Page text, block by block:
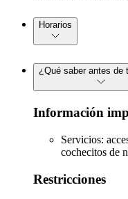
Horarios
¿Qué saber antes de
Información
Servicios:
cochecitos de
Restricciones